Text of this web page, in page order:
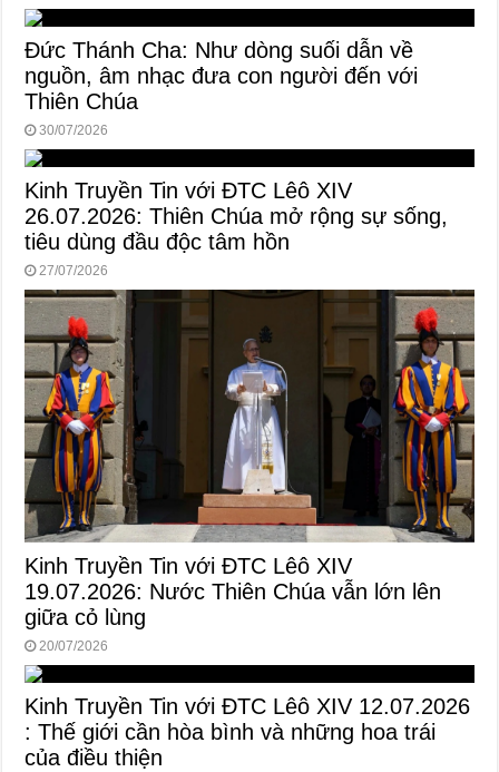
Đức Thánh Cha: Như dòng suối dẫn về
nguồn, âm nhạc đưa con người đến với
Thiên Chúa
30/07/2026
Kinh Truyền Tin với ĐTC Lêô XIV
26.07.2026: Thiên Chúa mở rộng sự sống,
tiêu dùng đầu độc tâm hồn
27/07/2026
Kinh Truyền Tin với ĐTC Lêô XIV
19.07.2026: Nước Thiên Chúa vẫn lớn lên
giữa cỏ lùng
20/07/2026
Kinh Truyền Tin với ĐTC Lêô XIV 12.07.2026
: Thế giới cần hòa bình và những hoa trái
của điều thiện